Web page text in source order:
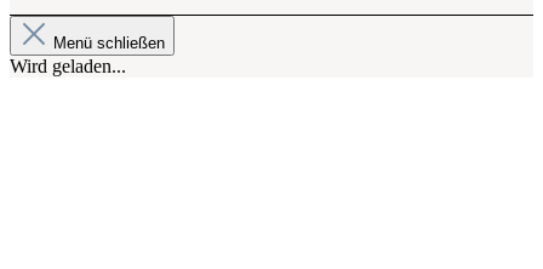
Menü schließen
Wird geladen...